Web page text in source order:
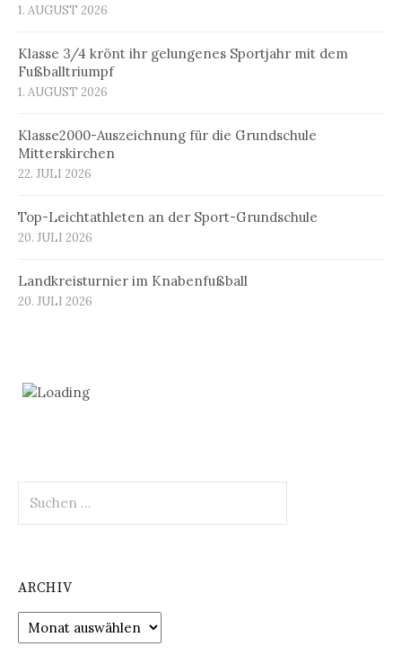
1. AUGUST 2026
Klasse 3/4 krönt ihr gelungenes Sportjahr mit dem
Fußballtriumpf
1. AUGUST 2026
Klasse2000-Auszeichnung für die Grundschule
Mitterskirchen
22. JULI 2026
Top-Leichtathleten an der Sport-Grundschule
20. JULI 2026
Landkreisturnier im Knabenfußball
20. JULI 2026
nach:
ARCHIV
Archiv